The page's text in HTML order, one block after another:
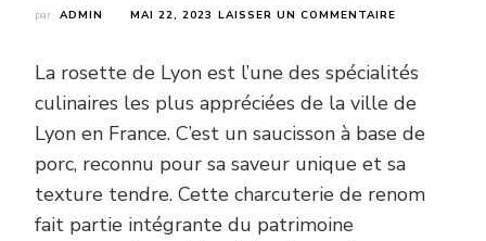
par ADMIN MAI 22, 2023 LAISSER UN COMMENTAIRE
DE
LYON
:
UNE
SPÉCIALITÉ
CHARCUTIÈRE
La rosette de Lyon est l’une des spécialités
culinaires les plus appréciées de la ville de
Lyon en France. C’est un saucisson à base de
porc, reconnu pour sa saveur unique et sa
texture tendre. Cette charcuterie de renom
fait partie intégrante du patrimoine